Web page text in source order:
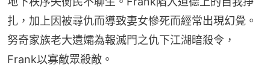
扎，加上因被尋仇而導致妻女慘死而經常出現幻覺。
努奇家族老大遺孀為報滅門之仇下江湖暗殺令，
Frank以寡敵眾殺敵。